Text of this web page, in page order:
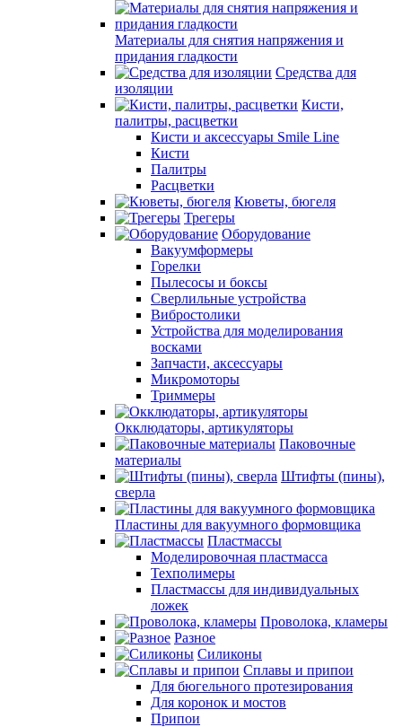
Материалы для снятия напряжения и
придания гладкости
Средства для
изоляции
Кисти,
палитры, расцветки
Кисти и аксессуары Smile Line
Кисти
Палитры
Расцветки
Кюветы, бюгеля
Трегеры
Оборудование
Вакуумформеры
Горелки
Пылесосы и боксы
Сверлильные устройства
Вибростолики
Устройства для моделирования
восками
Запчасти, аксессуары
Микромоторы
Триммеры
Окклюдаторы, артикуляторы
Паковочные
материалы
Штифты (пины),
сверла
Пластины для вакуумного формовщика
Пластмассы
Моделировочная пластмасса
Техполимеры
Пластмассы для индивидуальных
ложек
Проволока, кламеры
Разное
Силиконы
Сплавы и припои
Для бюгельного протезирования
Для коронок и мостов
Припои